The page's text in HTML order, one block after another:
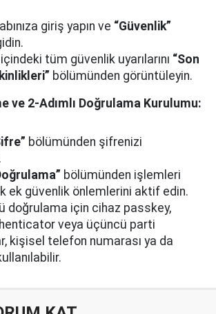
giriş yapın ve “Güvenlik”
tüm güvenlik uyarılarını “Son
bölümünden görüntüleyin.
ve 2-Adımlı Doğrulama Kurulumu:
bölümünden şifrenizi
bölümünden işlemleri
ek güvenlik önlemlerini aktif edin.
doğrulama için cihaz passkey,
veya üçüncü parti
kişisel telefon numarası ya da